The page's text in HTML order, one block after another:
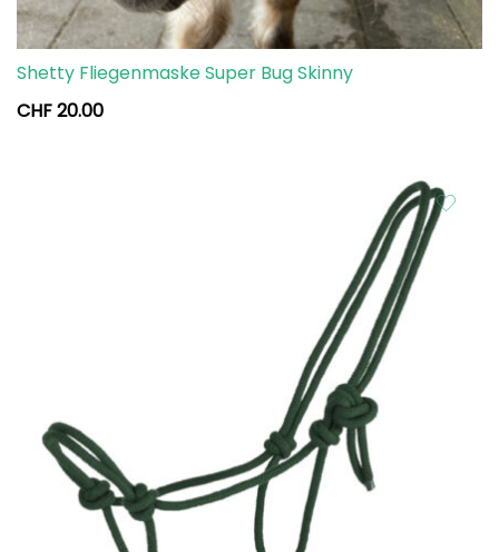
Shetty Fliegenmaske Super Bug Skinny
CHF20.00